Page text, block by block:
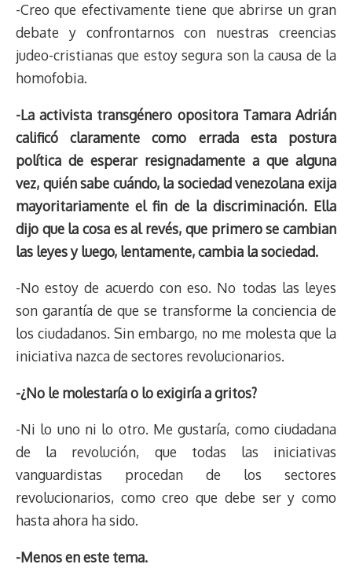
-Creo que efectivamente tiene que abrirse un gran
debate y confrontarnos con nuestras creencias
judeo-cristianas que estoy segura son la causa de la
homofobia.
-La activista transgénero opositora Tamara Adrián
calificó claramente como errada esta postura
política de esperar resignadamente a que alguna
vez, quién sabe cuándo, la sociedad venezolana exija
mayoritariamente el fin de la discriminación. Ella
dijo que la cosa es al revés, que primero se cambian
las leyes y luego, lentamente, cambia la sociedad.
-No estoy de acuerdo con eso. No todas las leyes
son garantía de que se transforme la conciencia de
los ciudadanos. Sin embargo, no me molesta que la
iniciativa nazca de sectores revolucionarios.
-¿No le molestaría o lo exigiría a gritos?
-Ni lo uno ni lo otro. Me gustaría, como ciudadana
de la revolución, que todas las iniciativas
vanguardistas procedan de los sectores
revolucionarios, como creo que debe ser y como
hasta ahora ha sido.
-Menos en este tema.